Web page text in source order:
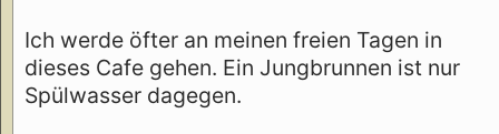
Ich werde öfter an meinen freien Tagen in
dieses Cafe gehen. Ein Jungbrunnen ist nur
Spülwasser dagegen.